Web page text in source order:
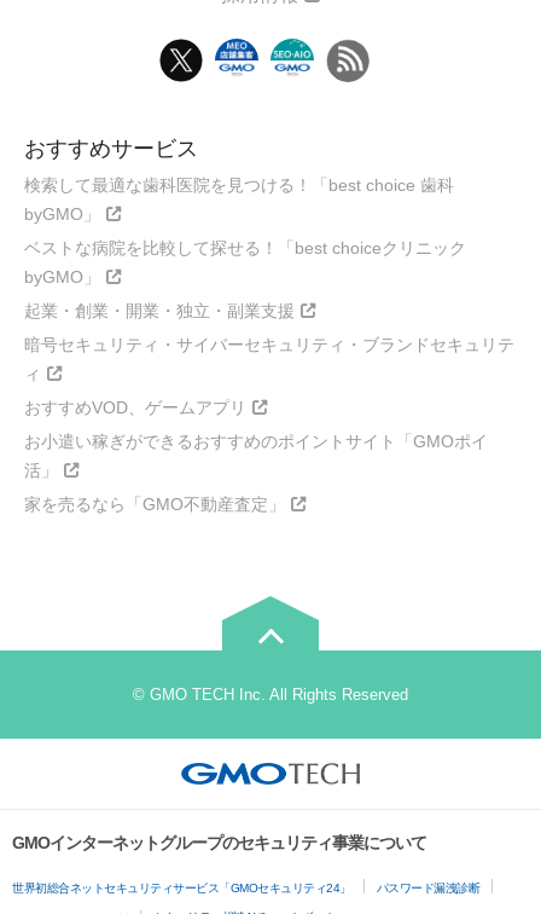
おすすめサービス
検索して最適な歯科医院を見つける！「best choice 歯科
byGMO」
ベストな病院を比較して探せる！「best choiceクリニック
byGMO」
起業・創業・開業・独立・副業支援
暗号セキュリティ・サイバーセキュリティ・ブランドセキュリテ
ィ
おすすめVOD、ゲームアプリ
お小遣い稼ぎができるおすすめのポイントサイト「GMOポイ
活」
家を売るなら「GMO不動産査定」
© GMO TECH Inc. All Rights Reserved
GMOインターネットグループのセキュリティ事業について
世界初総合ネットセキュリティサービス「GMOセキュリティ24」 パスワード漏洩診断